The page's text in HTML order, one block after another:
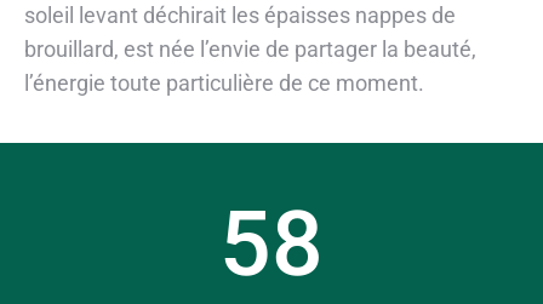
soleil levant déchirait les épaisses nappes de
brouillard, est née l’envie de partager la beauté,
l’énergie toute particulière de ce moment.
58